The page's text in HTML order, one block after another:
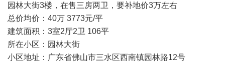
园林大街3楼，在售三房两卫，要补地价3万左右
总价均价：40万 3773元/平
建筑面积：3室2厅2卫 106平
所在小区：园林大街
小区地址：广东省佛山市三水区西南镇园林路12号